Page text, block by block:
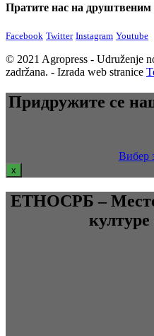
Пратите нас на
Facebook Twitter Instagram Youtube
© 2021 Agropress - Udruženje
zadržana. - Izrada web stranice
Придружите се
Вибер
x
ЕТНОСРБ – Место
културе